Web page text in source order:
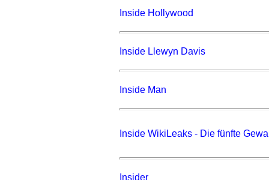
Inside Hollywood
Inside Llewyn Davis
Inside Man
Inside WikiLeaks - Die fünfte
Insider